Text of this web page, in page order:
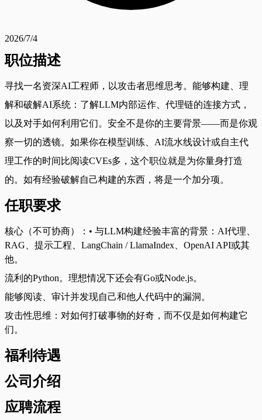
2026/7/4
职位描述
寻找一名资深AI工程师，以攻击者思维思考。能够构建、理
解和破解AI系统：了解LLM内部运作、代理链的连接方式，
以及对手如何利用它们。安全不是你的主要背景——而是你观
察一切的透镜。如果你在模型训练、AI流水线设计或自主代
理工作的时间比阅读CVEs多，这个职位就是为你量身打造
的。如有经验破解自己构建的东西，将是一个加分项。
任职要求
核心（不可协商）：• 与LLM构建经验丰富的背景：AI代理、
RAG、提示工程、LangChain / LlamaIndex、OpenAI API或其
他。
流利的Python。理想情况下还会有Go或Node.js。
能够阅读、审计并发现自己和他人代码中的漏洞。
攻击性思维：对如何打破事物的好奇，而不仅是如何构建它
们。
福利待遇
公司介绍
应聘流程